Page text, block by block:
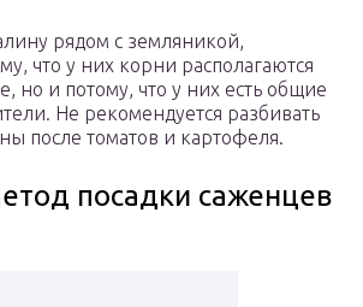
рядом с земляникой,
что у них корни располагаются
но и потому, что у них есть общие
Не рекомендуется разбивать
после томатов и картофеля.
посадки саженцев